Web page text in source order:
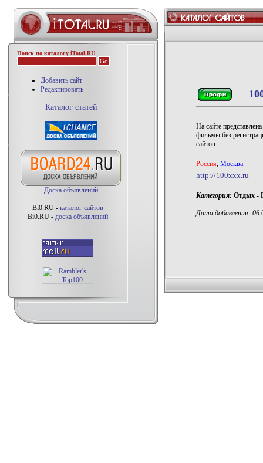
Поиск по каталогу iTotal.RU
Добавить сайт
Редактировать
Каталог статей
Доска объявлений
Bi0.RU - каталог сайтов
Bi0.RU - доска объявлений
На сайте
фильмы без
сайтов.
Россия, Москва
http://100xxx.ru
Категория: Отдых -
Дата добавления: